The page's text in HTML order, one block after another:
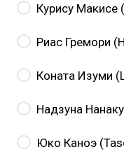
Курису Макисе
Риас Гремори
Коната Изуми
Надзуна
Юко Каноэ